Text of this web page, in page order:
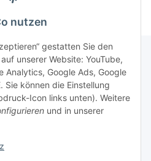
nutzen
gestatten Sie den
unserer Website: YouTube,
Analytics, Google Ads, Google
Sie können die Einstellung
Icon links unten). Weitere
und in unserer
Abonnieren
entsprechend Ihrer
und jederzeit widerruflich